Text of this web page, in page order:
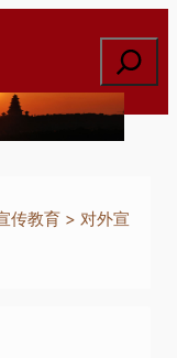
索
传教育> 对外宣